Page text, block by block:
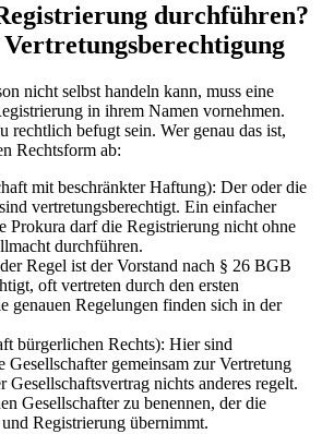
durchführen?
nicht selbst handeln kann, muss eine
in ihrem Namen vornehmen.
rechtlich befugt sein. Wer genau das ist,
Rechtsform ab:
mit beschränkter Haftung): Der oder die
vertretungsberechtigt. Ein einfacher
Prokura darf die Registrierung nicht ohne
durchführen.
Regel ist der Vorstand nach § 26 BGB
oft vertreten durch den ersten
genauen Regelungen finden sich in der
bürgerlichen Rechts): Hier sind
Gesellschafter gemeinsam zur Vertretung
Gesellschaftsvertrag nichts anderes regelt.
Gesellschafter zu benennen, der die
Registrierung übernimmt.